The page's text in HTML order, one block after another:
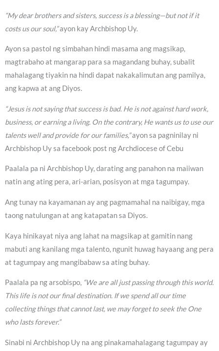
“My dear brothers and sisters, success is a blessing—but not if it
costs us our soul,”ayon kay Archbishop Uy.
Ayon sa pastol ng simbahan hindi masama ang magsikap,
magtrabaho at mangarap para sa magandang buhay, subalit
mahalagang tiyakin na hindi dapat nakakalimutan ang pamilya,
ang kapwa at ang Diyos.
“Jesus is not saying that success is bad. He is not against hard work,
business, or earning a living. On the contrary, He wants us to use our
talents well and provide for our families,”ayon sa pagninilay ni
Archbishop Uy sa facebook post ng Archdiocese of Cebu
Paalala pa ni Archbishop Uy, darating ang panahon na maiiwan
natin ang ating pera, ari-arian, posisyon at mga tagumpay.
Ang tunay na kayamanan ay ang pagmamahal na naibigay, mga
taong natulungan at ang katapatan sa Diyos.
Kaya hinikayat niya ang lahat na magsikap at gamitin nang
mabuti ang kanilang mga talento, ngunit huwag hayaang ang pera
at tagumpay ang mangibabaw sa ating buhay.
Paalala pa ng arsobispo, “We are all just passing through this world.
This life is not our final destination. If we spend all our time
collecting things that cannot last, we may forget to seek the One
who lasts forever.”
Sinabi ni Archbishop Uy na ang pinakamahalagang tagumpay ay